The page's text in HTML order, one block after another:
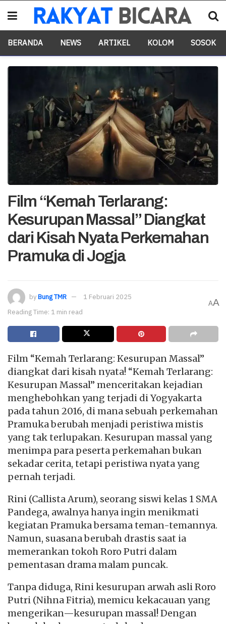
BERANDA NEWS ARTIKEL KOLOM SOSOK
Film “Kemah Terlarang:
Kesurupan Massal” Diangkat
dari Kisah Nyata Perkemahan
Pramuka di Jogja
byBung TMR
1 Februari 2025
Reading Time: 1 min read
AA
Film “Kemah Terlarang: Kesurupan Massal”
diangkat dari kisah nyata! “Kemah Terlarang:
Kesurupan Massal” menceritakan kejadian
menghebohkan yang terjadi di Yogyakarta
pada tahun 2016, di mana sebuah perkemahan
Pramuka berubah menjadi peristiwa mistis
yang tak terlupakan. Kesurupan massal yang
menimpa para peserta perkemahan bukan
sekadar cerita, tetapi peristiwa nyata yang
pernah terjadi.
Rini (Callista Arum), seorang siswi kelas 1 SMA
Pandega, awalnya hanya ingin menikmati
kegiatan Pramuka bersama teman-temannya.
Namun, suasana berubah drastis saat ia
memerankan tokoh Roro Putri dalam
pementasan drama malam puncak.
Tanpa diduga, Rini kesurupan arwah asli Roro
Putri (Nihna Fitria), memicu kekacauan yang
mengerikan—kesurupan massal! Dengan